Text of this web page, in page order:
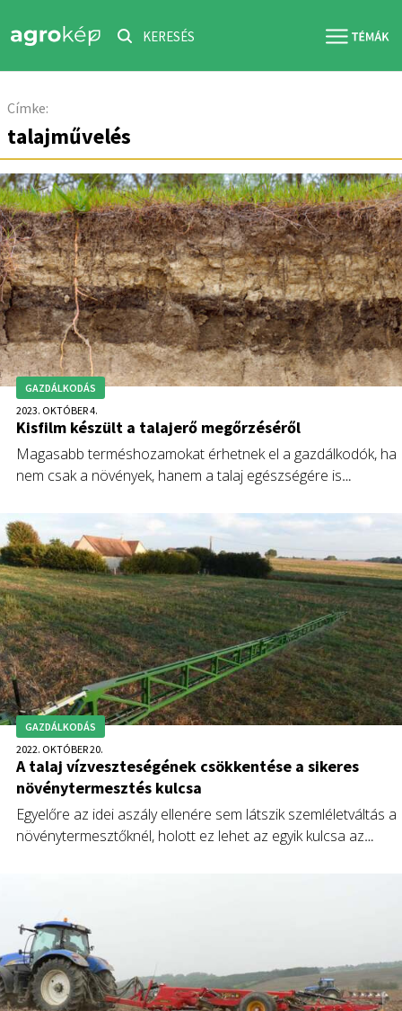
KERESÉS
Címke:
talajművelés
GAZDÁLKODÁS
2023. OKTÓBER 4.
Kisfilm készült a talajerő megőrzéséről
Magasabb terméshozamokat érhetnek el a gazdálkodók, ha
nem csak a növények, hanem a talaj egészségére is
GAZDÁLKODÁS
2022. OKTÓBER 20.
A talaj vízveszteségének csökkentése a sikeres
növénytermesztés kulcsa
Egyelőre az idei aszály ellenére sem látszik szemléletváltás a
növénytermesztőknél, holott ez lehet az egyik kulcsa az